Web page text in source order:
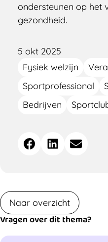
ondersteunen op het
gezondheid.
5 okt 2025
Fysiek welzijn
Sportprofessional
Bedrijven
Deel
dit FacebookLinkedInE-mail
Naar overzicht
Vragen over dit thema?